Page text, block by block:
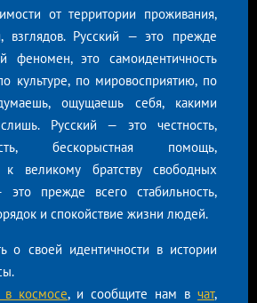
от территории проживания,
взглядов. Русский — это прежде
феномен, это самоидентичность
культуре, по мировосприятию, по
ощущаешь себя, какими
Русский — это честность,
бескорыстная помощь,
к великому братству свободных
прежде всего стабильность,
и спокойствие жизни людей.
о своей идентичности в истории
в космосе, и сообщите нам в чат,